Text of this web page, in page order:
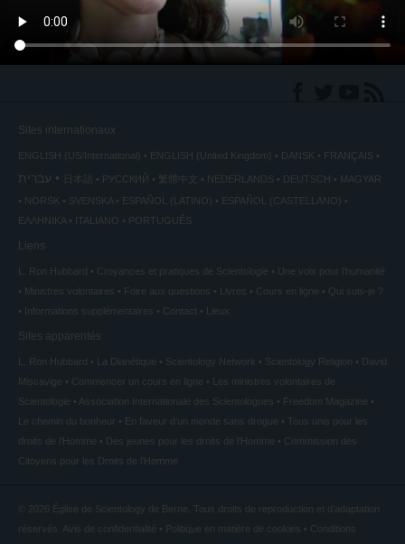
Sites internationaux
ENGLISH (US/International) ENGLISH (United Kingdom) DANSK FRANÇAIS
עברית 日本語 РУССКИЙ 繁體中文 NEDERLANDS DEUTSCH
MAGYAR
NORSK
SVENSKA ESPAÑOL (LATINO)
ESPAÑOL (CASTELLANO)
ΕΛΛΗΝΙΚA
ITALIANO PORTUGUÊS
Liens
L. Ron Hubbard Croyances et pratiques de Scientologie
Une voix pour l’humanité
Ministres volontaires
Foire aux questions Livres Cours en ligne
Qui suis-je ?
Informations supplémentaires
Contact Lieux
Sites apparentés
L. Ron Hubbard La Dianétique Scientology Network Scientology Religion
David
Miscavige
Commencer un cours en ligne
Les ministres volontaires de
Scientologie
Association Internationale des Scientologues
Freedom Magazine
Le chemin du bonheur
En faveur d’un monde sans drogue
Tous unis pour les
droits de l’Homme
Des jeunes pour les droits de l’Homme
Commission des
Citoyens pour les Droits de l’Homme
© 2026 Église de Scientology de Berne. Tous droits de reproduction et d’adaptation
réservés. Avis de confidentialité • Politique en matière de cookies • Conditions